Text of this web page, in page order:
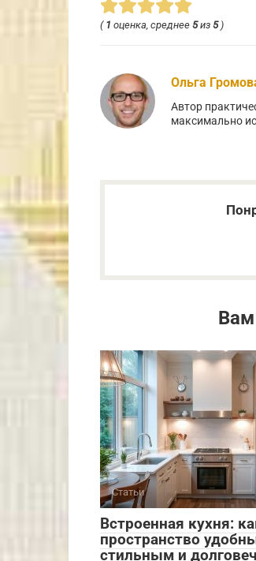
( 1 оценка, среднее 5из 5)
Ольга
Автор
максимально
Статьи
Встроенная кухня:
пространство
стильным и